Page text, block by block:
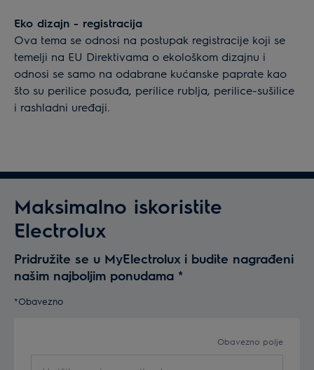
Eko dizajn - registracija
Ova tema se odnosi na postupak registracije koji se
temelji na EU Direktivama o ekološkom dizajnu i
odnosi se samo na odabrane kućanske paprate kao
što su perilice posuđa, perilice rublja, perilice-sušilice
i rashladni uređaji.
Maksimalno iskoristite
Electrolux
Pridružite se u MyElectrolux i budite nagrađeni
našim najboljim ponudama *
*Obavezno
Obavezno polje